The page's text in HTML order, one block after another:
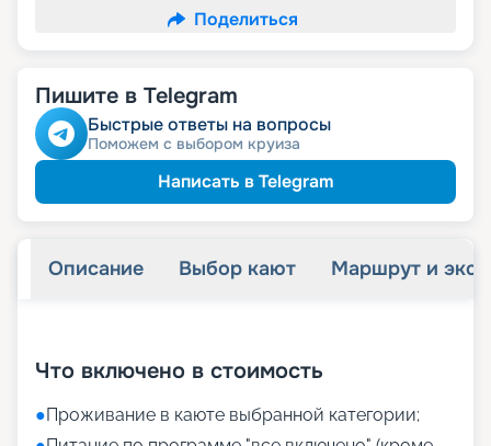
Поделиться
Пишите в Telegram
Быстрые ответы на вопросы
Поможем с выбором круиза
Написать в Telegram
Описание Выбор кают Маршрут и
Что включено в стоимость
●Проживание в каюте выбранной категории;